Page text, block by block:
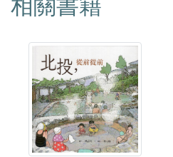
相關書籍